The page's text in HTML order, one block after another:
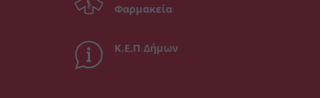
Φαρμακεία
Κ.Ε.Π Δήμων